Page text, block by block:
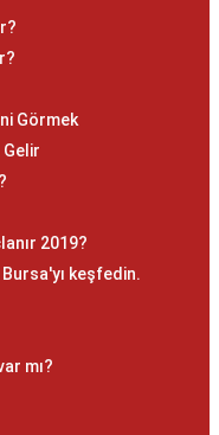
Görmek
Gelir
2019?
keşfedin.
mı?